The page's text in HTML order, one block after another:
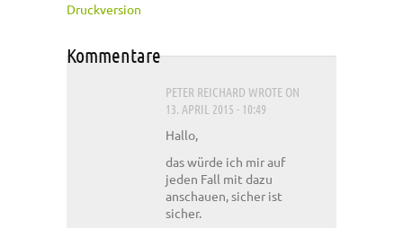
Druckversion
Kommentare
PETER REICHARD WROTE ON
13. APRIL 2015 - 10:49
Hallo,
das würde ich mir auf
jeden Fall mit dazu
anschauen, sicher ist
sicher.